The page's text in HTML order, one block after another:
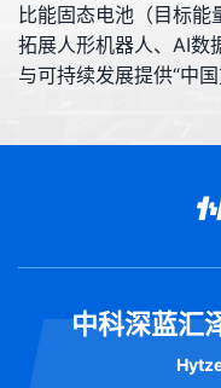
比能固态电池（目标能
拓展人形机器人、AI数
与可持续发展提供“中国
中科深蓝汇